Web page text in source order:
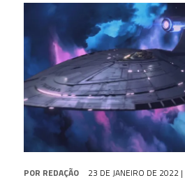
POR REDAÇÃO 23 DE JANEIRO DE 2022 |